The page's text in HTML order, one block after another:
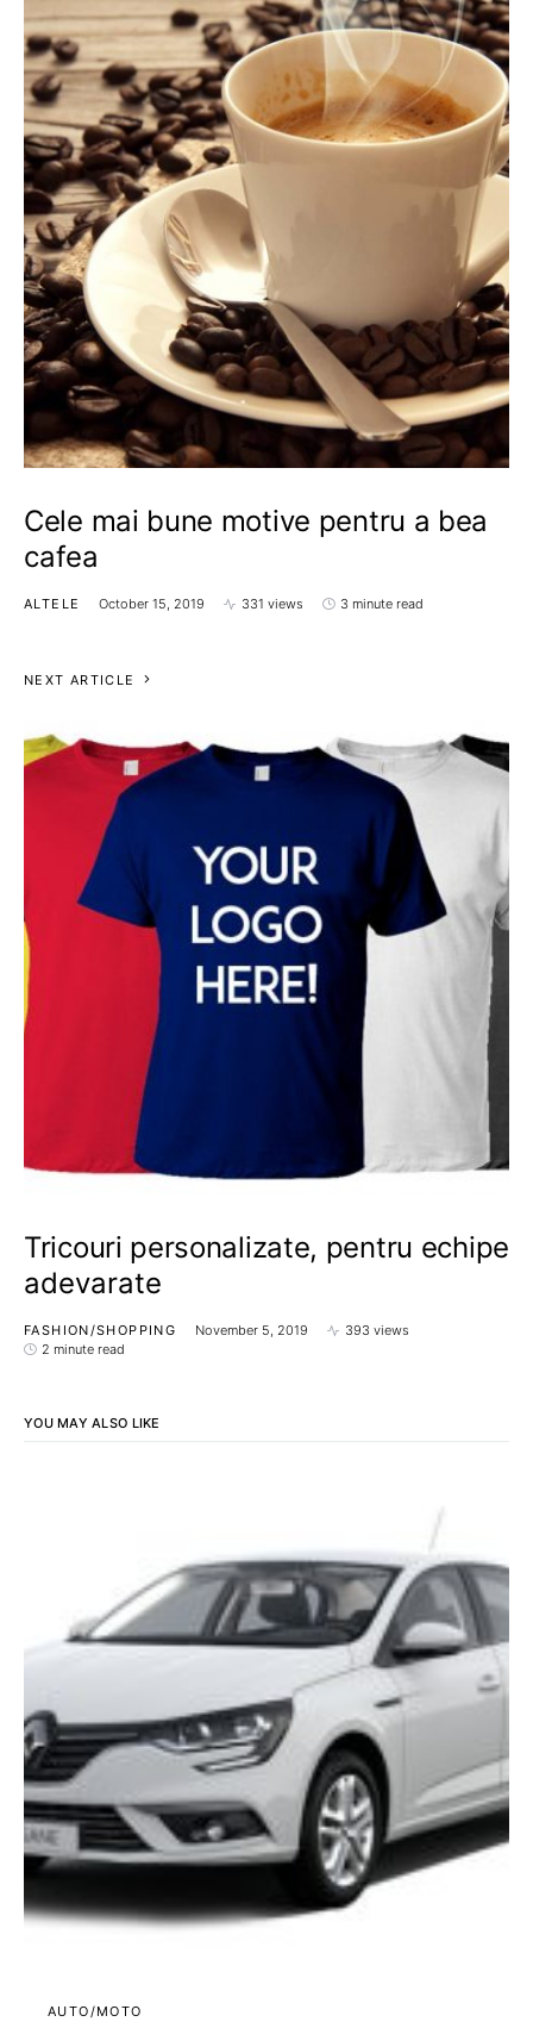
Cele mai bune motive pentru a bea
cafea
ALTELE October 15, 2019 331 views 3 minute read
NEXT ARTICLE
Tricouri personalizate, pentru echipe
adevarate
FASHION/SHOPPING November 5, 2019
393 views
2 minute read
YOU MAY ALSO LIKE
AUTO/MOTO